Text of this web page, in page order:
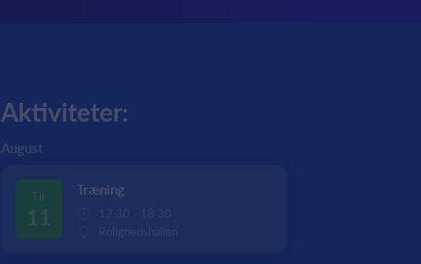
Aktiviteter:
August
Tir
11
Træning
17:30 - 18:30
Rolighedshallen